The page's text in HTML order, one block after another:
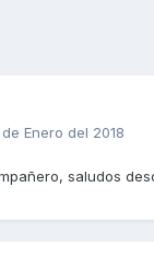
Enero del 2018
saludos